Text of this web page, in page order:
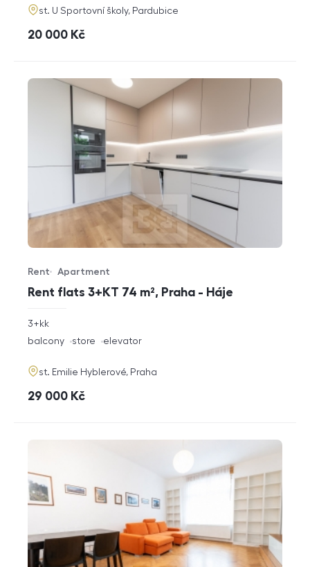
adresa
st. U Sportovní školy, Pardubice
cena
20 000 Kč
Rent flats 3+KT 74 m², Praha - Háje
Offer type
Rent
Property type
Apartment
rozměry
3+kk
funkce
balcony store elevator
adresa
st. Emilie Hyblerové, Praha
cena
29 000 Kč